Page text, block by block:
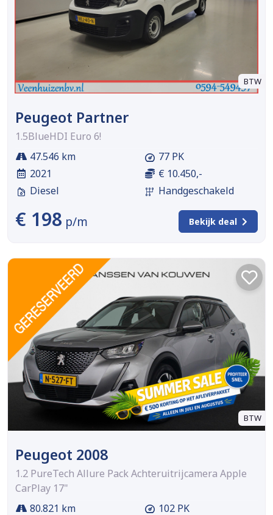
BTW
Peugeot Partner
1.5BlueHDI Euro 6!
47.546 km
2021
Diesel
77 PK
€ 10.450,-
Handgeschakeld
€ 198 p/m Bekijk deal
BTW
Peugeot 2008
1.2 PureTech Allure Pack Achteruitrijcamera Apple
CarPlay 17"
80.821 km
102 PK